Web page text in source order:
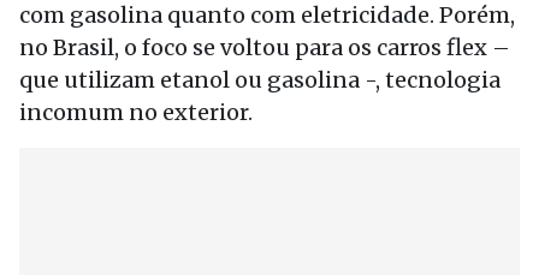
com gasolina quanto com eletricidade. Porém,
no Brasil, o foco se voltou para os carros flex –
que utilizam etanol ou gasolina -, tecnologia
incomum no exterior.